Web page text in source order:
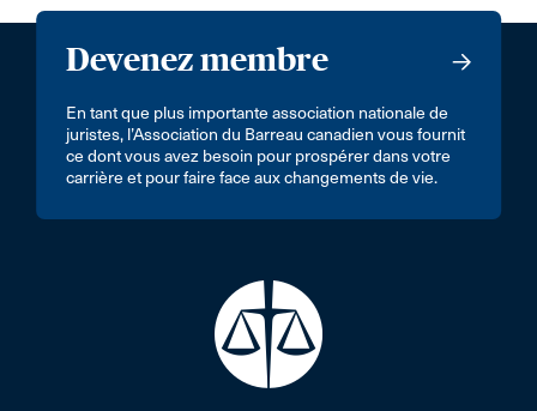
Devenez membre
En tant que plus importante association nationale de
juristes, l’Association du Barreau canadien vous fournit
ce dont vous avez besoin pour prospérer dans votre
carrière et pour faire face aux changements de vie.